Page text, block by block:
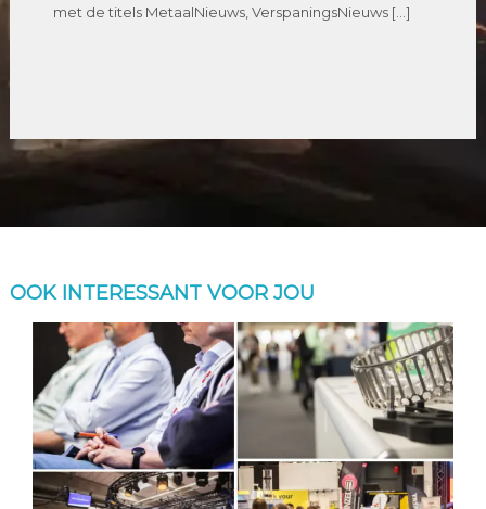
worden uitgevoerd door Metaalbedrijf Baas. Wij […]
OOK INTERESSANT VOOR JOU